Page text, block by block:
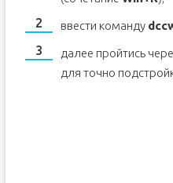
ввести команду
далее пройтись
для точно